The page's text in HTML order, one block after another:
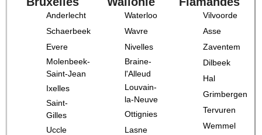
Anderlecht
Schaerbeek
Evere
Molenbeek-
Saint-Jean
Ixelles
Saint-
Gilles
Uccle
Waterloo
Wavre
Nivelles
Braine-
l'Alleud
Louvain-
la-Neuve
Ottignies
Lasne
Vilvoorde
Asse
Zaventem
Dilbeek
Hal
Grimbergen
Tervuren
Wemmel